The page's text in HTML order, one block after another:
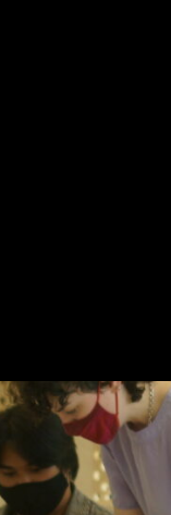
research